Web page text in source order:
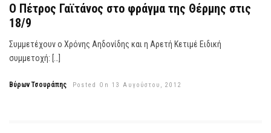
Ο Πέτρος Γαϊτάνος στο φράγμα της Θέρμης στις
18/9
Συμμετέχουν ο Χρόνης Αηδονίδης και η Αρετή Κετιμέ Ειδική
συμμετοχή: […]
Βύρων Τσουράπης Posted On 13 Αυγούστου, 2012